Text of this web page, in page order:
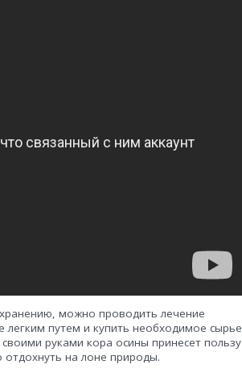
можно проводить лечение
путем и купить необходимое сырье
руками кора осины принесет пользу
на лоне природы.